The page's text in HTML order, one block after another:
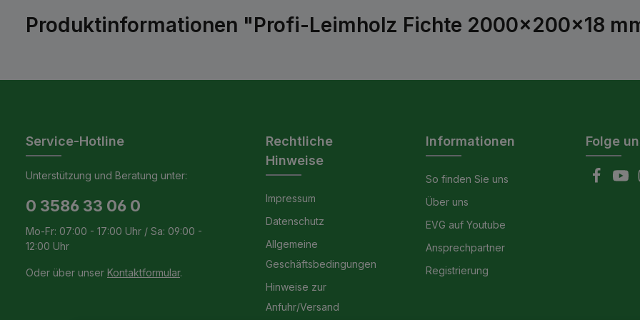
Produktinformationen "Profi-Leimholz Fichte 2000x200x18
Service-Hotline
Unterstützung und Beratung unter:
0 3586 33 06 0
Mo-Fr: 07:00 - 17:00 Uhr / Sa: 09:00 -
12:00 Uhr
Oder über unser Kontaktformular.
Rechtliche
Hinweise
Impressum
Datenschutz
Allgemeine
Geschäftsbedingungen
Hinweise zur
Anfuhr/Versand
Informationen
So finden Sie uns
Über uns
EVG auf Youtube
Ansprechpartner
Registrierung
Folge